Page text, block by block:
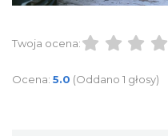
Twoja ocena:
Ocena: 5.0 (Oddano 1 głosy)